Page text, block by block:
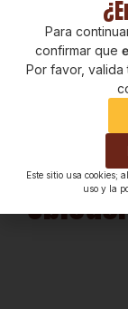
Para
confirmar que
Por favor,
Este sitio usa cookies;
uso y la